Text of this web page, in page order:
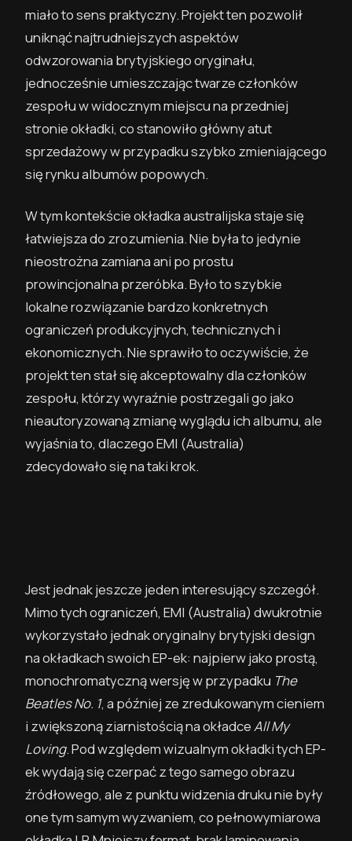
miało to sens praktyczny. Projekt ten pozwolił
uniknąć najtrudniejszych aspektów
odwzorowania brytyjskiego oryginału,
jednocześnie umieszczając twarze członków
zespołu w widocznym miejscu na przedniej
stronie okładki, co stanowiło główny atut
sprzedażowy w przypadku szybko zmieniającego
się rynku albumów popowych.
W tym kontekście okładka australijska staje się
łatwiejsza do zrozumienia. Nie była to jedynie
nieostrożna zamiana ani po prostu
prowincjonalna przeróbka. Było to szybkie
lokalne rozwiązanie bardzo konkretnych
ograniczeń produkcyjnych, technicznych i
ekonomicznych. Nie sprawiło to oczywiście, że
projekt ten stał się akceptowalny dla członków
zespołu, którzy wyraźnie postrzegali go jako
nieautoryzowaną zmianę wyglądu ich albumu, ale
wyjaśnia to, dlaczego EMI (Australia)
zdecydowało się na taki krok.
Jest jednak jeszcze jeden interesujący szczegół.
Mimo tych ograniczeń, EMI (Australia) dwukrotnie
wykorzystało jednak oryginalny brytyjski design
na okładkach swoich EP-ek: najpierw jako prostą,
monochromatyczną wersję w przypadku The
Beatles No. 1, a później ze zredukowanym cieniem
i zwiększoną ziarnistością na okładceAll My
Loving. Pod względem wizualnym okładki tych EP-
ek wydają się czerpać z tego samego obrazu
źródłowego, ale z punktu widzenia druku nie były
one tym samym wyzwaniem, co pełnowymiarowa